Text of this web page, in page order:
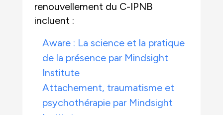
renouvellement du C-IPNB
incluent :
Aware : La science et la pratique
de la présence par Mindsight
Institute
Attachement, traumatisme et
psychothérapie par Mindsight